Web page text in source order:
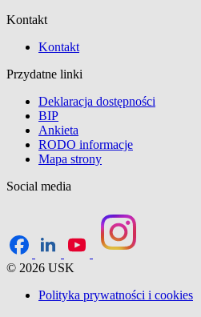
Kontakt
Kontakt
Przydatne linki
Deklaracja dostępności
BIP
Ankieta
RODO informacje
Mapa strony
Social media
© 2026 USK
Polityka prywatności i cookies